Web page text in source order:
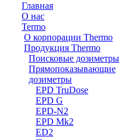
Главная
О нас
Termo
О корпорации Thermo
Продукция Thermo
Поисковые дозиметры
Прямопоказывающие
дозиметры
EPD TruDose
EPD G
EPD-N2
EPD Mk2
ED2